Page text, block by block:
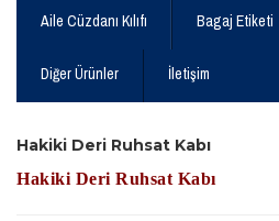
Aile Cüzdanı Kılıfı Bagaj Etiketi
Diğer Ürünler İletişim
Hakiki Deri Ruhsat Kabı
Hakiki Deri Ruhsat Kabı